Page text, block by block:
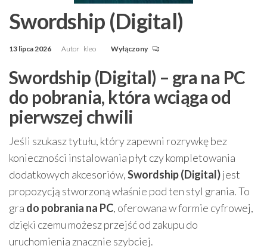
Swordship (Digital)
13 lipca 2026 Autor kleo Wyłączony
Swordship (Digital) – gra na PC
do pobrania, która wciąga od
pierwszej chwili
Jeśli szukasz tytułu, który zapewni rozrywkę bez
konieczności instalowania płyt czy kompletowania
dodatkowych akcesoriów,Swordship (Digital)jest
propozycją stworzoną właśnie pod ten styl grania. To
gra do pobrania na PC, oferowana w formie cyfrowej,
dzięki czemu możesz przejść od zakupu do
uruchomienia znacznie szybciej.